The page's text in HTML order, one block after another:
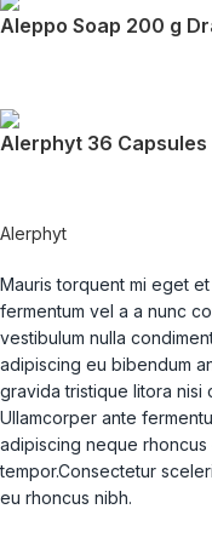
Aleppo Soap 200 g
Alerphyt 36 Capsules
Alerphyt
Mauris torquent mi eget
fermentum vel a a nunc
vestibulum nulla
adipiscing eu bibendum
gravida tristique litora nisi
Ullamcorper ante
adipiscing neque
tempor.Consectetur
eu rhoncus nibh.